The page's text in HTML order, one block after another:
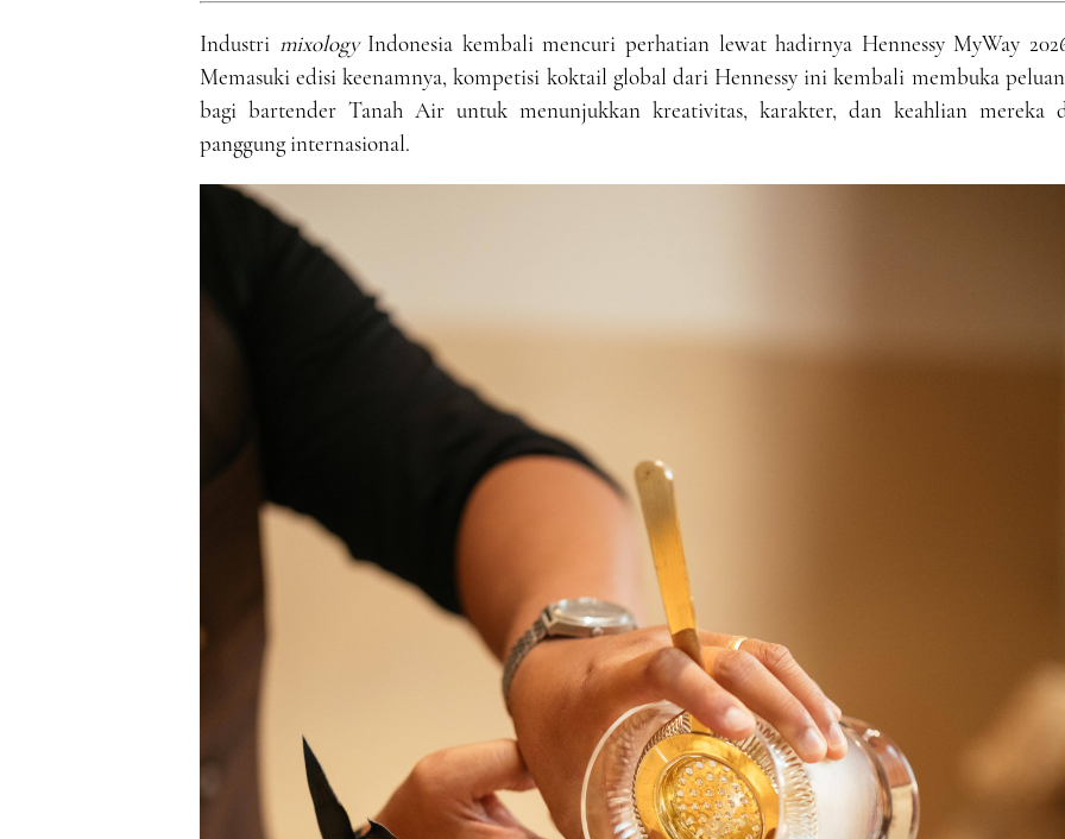
Industri mixology Indonesia kembali mencuri perhatian lewat hadirnya Hennessy MyWay
Memasuki edisi keenamnya, kompetisi koktail global dari Hennessy ini kembali membuka
bagi bartender Tanah Air untuk menunjukkan kreativitas, karakter, dan keahlian mereka
panggung internasional.